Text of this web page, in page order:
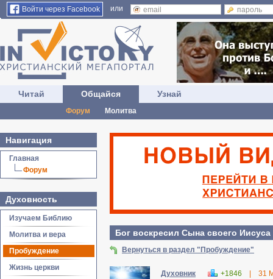
Войти через Facebook или
Читай Общайся
Форум Молитва
Узнай
Навигация
Главная
Форум
Духовность
Изучаем Библию
Молитва и вера
Пробуждение
Жизнь церкви
Бог воскресил Сына своего Иисуса
Вернуться в раздел "Пробуждение"
Духовник +1846 31